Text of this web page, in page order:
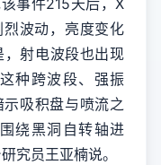
事件215天后，X
波动，亮度变化
射电波段也出现
种跨波段、强振
吸积盘与喷流之
绕黑洞自转轴进
究员王亚楠说。